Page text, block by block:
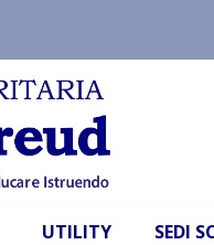
UTILITY SEDI